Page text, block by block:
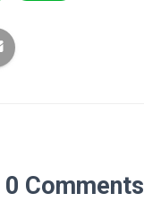
0 Comments